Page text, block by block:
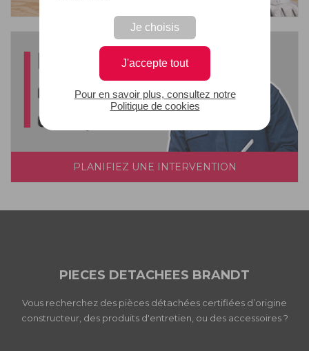
Je choisis
J'accepte tout
Pour en savoir plus, consultez notre
Politique de cookies
PLANIFIEZ UNE INTERVENTION
PIECES DETACHEES BRANDT
Vous recherchez des pièces détachées certifiées d’origine
constructeur, des produits d'entretien, ou des accessoires ?